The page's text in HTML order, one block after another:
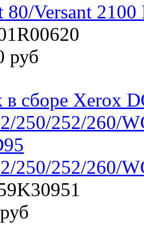
80/Versant 2100
руб
250/252/260/
руб